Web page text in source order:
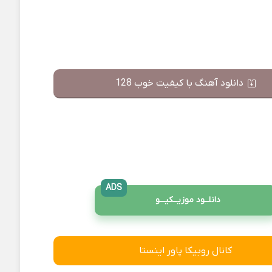
دانلود آهنگ با کیفیت خوب 128
دانلــود موزیــکیـــو
ADS
کانال روبیکا پاور اینستا